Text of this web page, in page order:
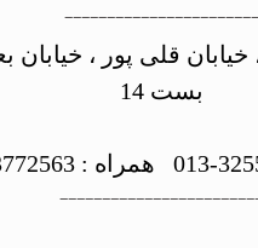
قلی پور ، خیابان
بست 14